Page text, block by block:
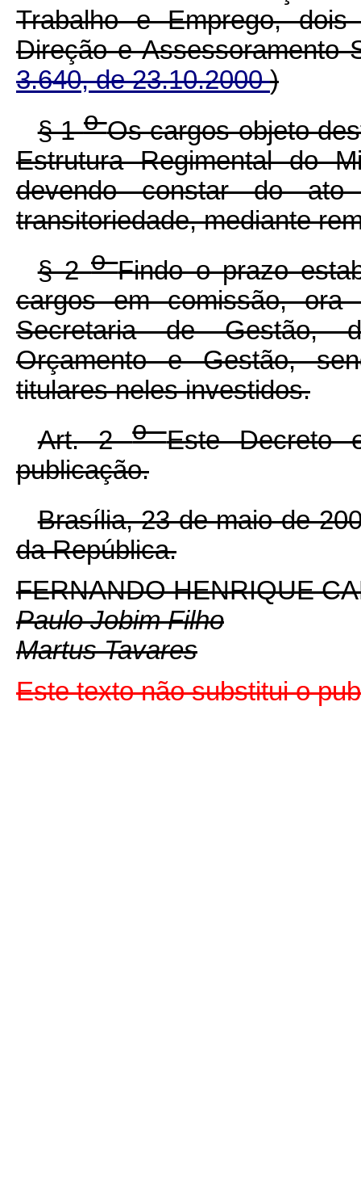
Trabalho e Emprego,
Direção e
3.640, de 23.10.2000)
§ 1oOs cargos objeto
Estrutura Regimental do
devendo constar do
transitoriedade, mediante
§ 2oFindo o prazo
cargos em comissão, ora
Secretaria de Gestão,
Orçamento e Gestão,
titulares neles investidos.
Art. 2oEste Decreto
publicação.
Brasília, 23 de maio de
da República.
FERNANDO HENRIQUE
Paulo Jobim Filho
Martus Tavares
Este texto não substitui o